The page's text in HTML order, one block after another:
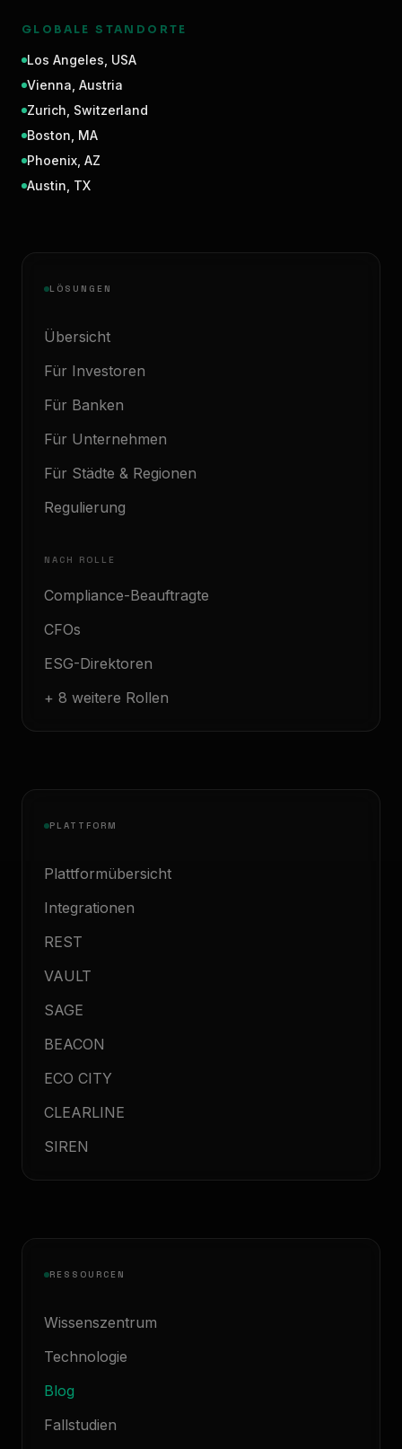
GLOBALE STANDORTE
Los Angeles USA
Vienna Austria
Zurich Switzerland
Boston MA
Phoenix AZ
Austin TX
LÖSUNGEN
Übersicht
Für Investoren
Für Banken
Für Unternehmen
Für Städte & Regionen
Regulierung
NACH ROLLE
Compliance-Beauftragte
CFOs
ESG-Direktoren
+ 8 weitere Rollen
PLATTFORM
Plattformübersicht
Integrationen
REST
VAULT
SAGE
BEACON
ECO CITY
CLEARLINE
SIREN
RESSOURCEN
Wissenszentrum
Technologie
Blog
Fallstudien